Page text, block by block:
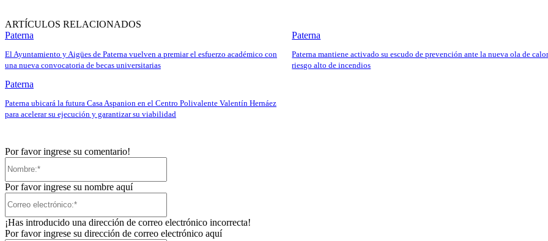
ARTÍCULOS RELACIONADOS
Paterna
El Ayuntamiento y Aigües de Paterna vuelven a premiar el esfuerzo académico con
una nueva convocatoria de becas universitarias
Paterna
Paterna mantiene activado su escudo de prevención ante la nueva ola de
riesgo alto de incendios
Paterna
Paterna ubicará la futura Casa Aspanion en el Centro Polivalente Valentín Hernáez
para acelerar su ejecución y garantizar su viabilidad
Por favor ingrese su comentario!
Por favor ingrese su nombre aquí
¡Has introducido una dirección de correo electrónico incorrecta!
Por favor ingrese su dirección de correo electrónico aquí